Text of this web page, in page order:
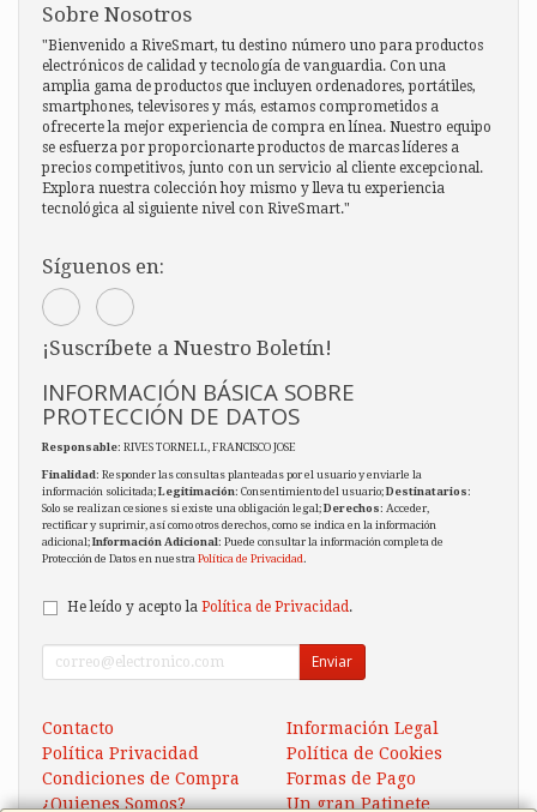
Sobre Nosotros
"Bienvenido a RiveSmart, tu destino número uno para productos
electrónicos de calidad y tecnología de vanguardia. Con una
amplia gama de productos que incluyen ordenadores, portátiles,
smartphones, televisores y más, estamos comprometidos a
ofrecerte la mejor experiencia de compra en línea. Nuestro equipo
se esfuerza por proporcionarte productos de marcas líderes a
precios competitivos, junto con un servicio al cliente excepcional.
Explora nuestra colección hoy mismo y lleva tu experiencia
tecnológica al siguiente nivel con RiveSmart."
Síguenos en:
¡Suscríbete a Nuestro Boletín!
INFORMACIÓN BÁSICA SOBRE
PROTECCIÓN DE DATOS
Responsable: RIVES TORNELL, FRANCISCO JOSE
Finalidad: Responder las consultas planteadas por el usuario y enviarle la
información solicitada;Legitimación: Consentimiento del usuario;Destinatarios:
Solo se realizan cesiones si existe una obligación legal;Derechos: Acceder,
rectificar y suprimir, así como otros derechos, como se indica en la información
adicional;Información Adicional: Puede consultar la información completa de
Protección de Datos en nuestra Política de Privacidad.
He leído y acepto la Política de Privacidad .
Enviar
Contacto
Información Legal
Política Privacidad
Política de Cookies
Condiciones de Compra
Formas de Pago
¿Quienes Somos?
Un gran Patinete